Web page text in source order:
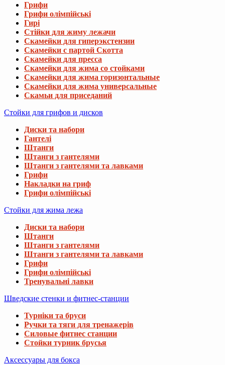
Грифи
Грифи олімпійські
Гирі
Стійки для жиму лежачи
Скамейки для гиперэкстензии
Скамейки с партой Скотта
Скамейки для пресса
Скамейки для жима со стойками
Скамейки для жима горизонтальные
Скамейки для жима универсальные
Скамьи для приседаний
Стойки для грифов и дисков
Диски та набори
Гантелі
Штанги
Штанги з гантелями
Штанги з гантелями та лавками
Грифи
Накладки на гриф
Грифи олімпійські
Стойки для жима лежа
Диски та набори
Штанги
Штанги з гантелями
Штанги з гантелями та лавками
Грифи
Грифи олімпійські
Тренувальні лавки
Шведские стенки и фитнес-станции
Турніки та бруси
Ручки та тяги для тренажерів
Силовые фитнес станции
Стойки турник брусья
Аксессуары для бокса